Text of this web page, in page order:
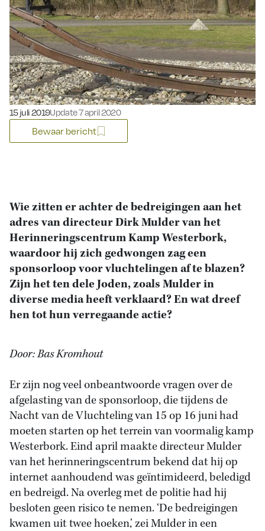
Gepubliceerd op:
15 juli 2019Update 7 april 2020
Bewaar bericht
Wie zitten er achter de bedreigingen aan het
adres van directeur Dirk Mulder van het
Herinneringscentrum Kamp Westerbork,
waardoor hij zich gedwongen zag een
sponsorloop voor vluchtelingen af te blazen?
Zijn het ten dele Joden, zoals Mulder in
diverse media heeft verklaard? En wat dreef
hen tot hun verregaande actie?
Door: Bas Kromhout
Er zijn nog veel onbeantwoorde vragen over de
afgelasting van de sponsorloop, die tijdens de
Nacht van de Vluchteling van 15 op 16 juni had
moeten starten op het terrein van voormalig kamp
Westerbork. Eind april maakte directeur Mulder
van het herinneringscentrum bekend dat hij op
internet aanhoudend was geïntimideerd, beledigd
en bedreigd. Na overleg met de politie had hij
besloten geen risico te nemen. ‘De bedreigingen
kwamen uit twee hoeken,’ zei Mulder in een